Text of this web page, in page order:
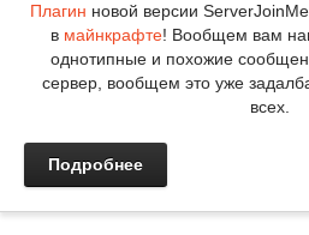
Плагин новой версии
в майнкрафте! Вообщем вам
однотипные и похожие
сервер, вообщем это уже
всех.
Подробнее